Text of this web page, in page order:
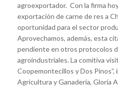
agroexportador. Con la firma
exportación de carne de res a
oportunidad para el sector
Aprovechamos, además, esta
pendiente en otros protocolos
agroindustriales. La comitiva
Coopemontecillos y Dos
Agricultura y Ganadería, Gloria